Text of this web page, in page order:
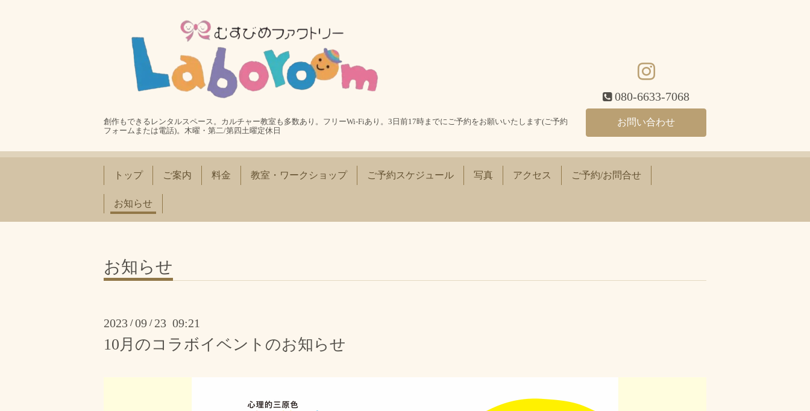
創作もできるレンタルスペース。カルチャー教室も多数あり。フリーWi-Fiあり。3日前17時までにご予約をお願いいたします(ご予約
フォームまたは電話)。木曜・第二/第四土曜定休日
080-6633-7068
お問い合わせ
トップ ご案内 料金 教室・ワークショップ ご予約スケジュール 写真 アクセス ご予約/お問合せ
お知らせ
お知らせ
2023 /09 / 23 09:21
10月のコラボイベントのお知らせ